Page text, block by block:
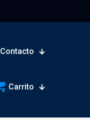
Contacto
Carrito